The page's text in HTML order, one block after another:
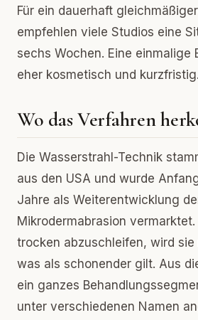
Für ein dauerhaft
empfehlen viele Studios eine
sechs Wochen. Eine einmalige
eher kosmetisch und kurzfristig.
Wo das Verfahren
Die Wasserstrahl-Technik
aus den USA und wurde
Jahre als Weiterentwicklung
Mikrodermabrasion
trocken abzuschleifen, wird sie
was als schonender gilt. Aus
ein ganzes
unter verschiedenen Namen